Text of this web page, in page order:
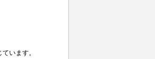
います。